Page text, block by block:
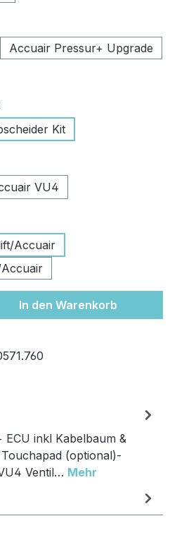
Accuair Pressur+ Upgrade
Kit
VU4
Accuair
Gib den
In den Warenkorb
inkl Kabelbaum &
(optional)-
Ventil… Mehr